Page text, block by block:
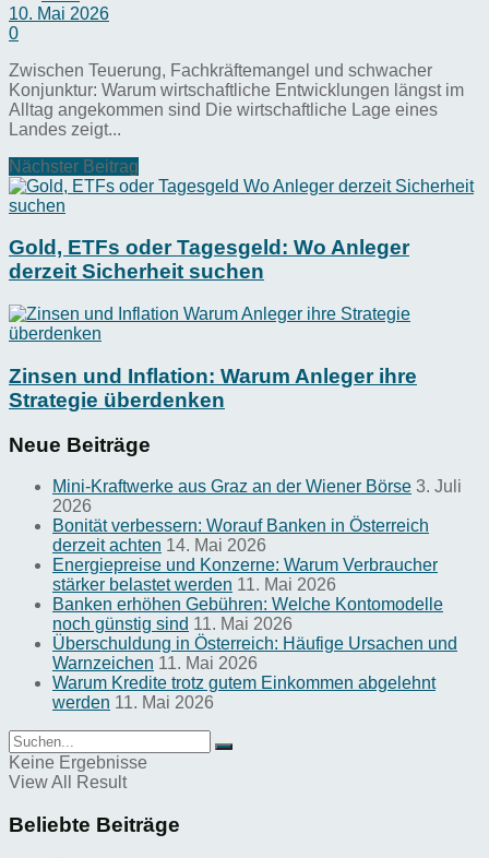
10. Mai 2026
0
Zwischen Teuerung, Fachkräftemangel und schwacher
Konjunktur: Warum wirtschaftliche Entwicklungen längst im
Alltag angekommen sind Die wirtschaftliche Lage eines
Landes zeigt...
Nächster Beitrag
Gold, ETFs oder Tagesgeld: Wo Anleger
derzeit Sicherheit suchen
Zinsen und Inflation: Warum Anleger ihre
Strategie überdenken
Neue Beiträge
Mini-Kraftwerke aus Graz an der Wiener Börse 3. Juli
2026
Bonität verbessern: Worauf Banken in Österreich
derzeit achten 14. Mai 2026
Energiepreise und Konzerne: Warum Verbraucher
stärker belastet werden 11. Mai 2026
Banken erhöhen Gebühren: Welche Kontomodelle
noch günstig sind 11. Mai 2026
Überschuldung in Österreich: Häufige Ursachen und
Warnzeichen 11. Mai 2026
Warum Kredite trotz gutem Einkommen abgelehnt
werden 11. Mai 2026
Keine Ergebnisse
View All Result
Beliebte Beiträge